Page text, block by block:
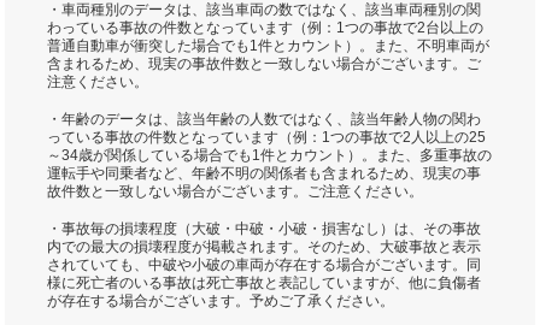
・車両種別のデータは、該当車両の数ではなく、該当車両種別の関
わっている事故の件数となっています（例：1つの事故で2台以上の
普通自動車が衝突した場合でも1件とカウント）。また、不明車両が
含まれるため、現実の事故件数と一致しない場合がございます。ご
注意ください。
・年齢のデータは、該当年齢の人数ではなく、該当年齢人物の関わ
っている事故の件数となっています（例：1つの事故で2人以上の25
～34歳が関係している場合でも1件とカウント）。また、多重事故の
運転手や同乗者など、年齢不明の関係者も含まれるため、現実の事
故件数と一致しない場合がございます。ご注意ください。
・事故毎の損壊程度（大破・中破・小破・損害なし）は、その事故
内での最大の損壊程度が掲載されます。そのため、大破事故と表示
されていても、中破や小破の車両が存在する場合がございます。同
様に死亡者のいる事故は死亡事故と表記していますが、他に負傷者
が存在する場合がございます。予めご了承ください。